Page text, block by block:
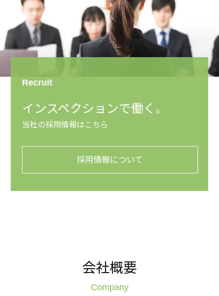
Recruit
インスペクションで働く。
当社の採用情報はこちら
採用情報について
会社概要
Company